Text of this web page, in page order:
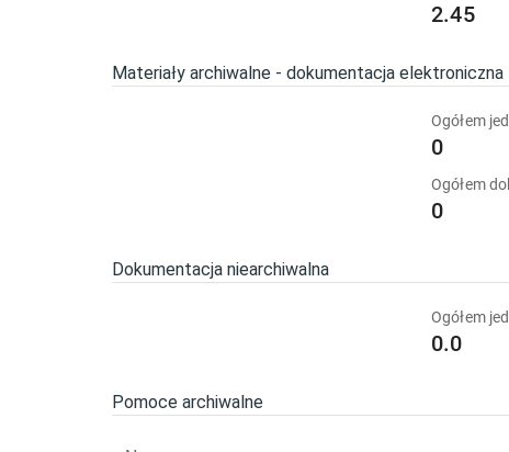
2.45
Materiały archiwalne - dokumentacja elektroniczna
Ogółem
0
Ogółem
0
Dokumentacja niearchiwalna
Ogółem
0.0
Pomoce archiwalne